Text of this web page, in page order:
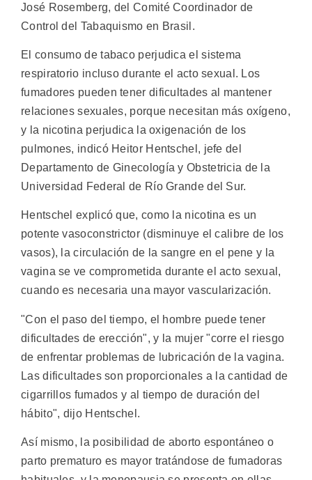
José Rosemberg, del Comité Coordinador de
Control del Tabaquismo en Brasil.
El consumo de tabaco perjudica el sistema
respiratorio incluso durante el acto sexual. Los
fumadores pueden tener dificultades al mantener
relaciones sexuales, porque necesitan más oxígeno,
y la nicotina perjudica la oxigenación de los
pulmones, indicó Heitor Hentschel, jefe del
Departamento de Ginecología y Obstetricia de la
Universidad Federal de Río Grande del Sur.
Hentschel explicó que, como la nicotina es un
potente vasoconstrictor (disminuye el calibre de los
vasos), la circulación de la sangre en el pene y la
vagina se ve comprometida durante el acto sexual,
cuando es necesaria una mayor vascularización.
"Con el paso del tiempo, el hombre puede tener
dificultades de erección", y la mujer "corre el riesgo
de enfrentar problemas de lubricación de la vagina.
Las dificultades son proporcionales a la cantidad de
cigarrillos fumados y al tiempo de duración del
hábito", dijo Hentschel.
Así mismo, la posibilidad de aborto espontáneo o
parto prematuro es mayor tratándose de fumadoras